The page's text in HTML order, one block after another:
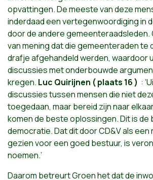
opvattingen. De meeste van deze
inderdaad een vertegenwoordiging in
door de andere gemeenteraadsleden.
van mening dat die gemeenteraden te
drafje afgehandeld werden, waardoor
discussies met onderbouwde
kregen. Luc Quirijnen ( plaats 16 ) :
discussies tussen mensen die niet
toegedaan, maar bereid zijn naar
komen de beste oplossingen. Dit is de
democratie. Dat dit door CD&V als
gezien voor een goed bestuur, is
noemen.’
Daarom betreurt Groen het dat de